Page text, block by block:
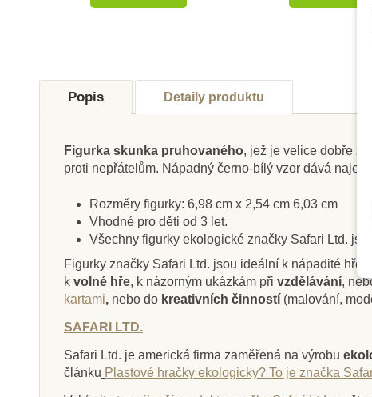
Novinka
Do školy
Safari Ltd. Figurka -
Slunečný drak
574 Kč638 Kč
Přidat do košíku
Do školy
Safari Ltd. Tuba
(zvířata a
625 Kč694
Přidat do
Popis Detaily produktu
Figurka skunka pruhovaného, jež je velice dobře
proti nepřátelům. Nápadný černo-bílý vzor dává
Rozměry figurky: 6,98 cm x 2,54 cm 6,03 cm
Vhodné pro děti od 3 let.
Všechny figurky ekologické značky Safari Ltd. jsou
Figurky značky Safari Ltd. jsou ideální k nápadité hře
k volné hře, k názorným ukázkám při vzdělávání,
kartami, nebo do kreativních činností (malování,
SAFARI LTD.
Safari Ltd. je americká firma zaměřená na výrobu
článku Plastové hračky ekologicky? To je značka